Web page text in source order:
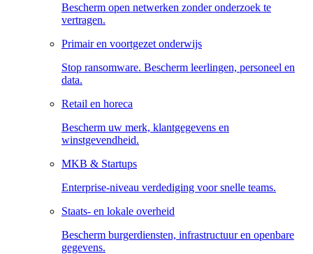
Bescherm open netwerken zonder onderzoek te
vertragen.
Primair en voortgezet onderwijs
Stop ransomware. Bescherm leerlingen, personeel en
data.
Retail en horeca
Bescherm uw merk, klantgegevens en
winstgevendheid.
MKB & Startups
Enterprise-niveau verdediging voor snelle teams.
Staats- en lokale overheid
Bescherm burgerdiensten, infrastructuur en openbare
gegevens.